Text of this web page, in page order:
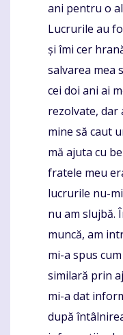
ani pentru o
Lucrurile au
și îmi cer
salvarea mea
cei doi ani ai
rezolvate, dar
mine să caut
mă ajuta cu
fratele meu
lucrurile nu-
nu am slujbă.
muncă, am
mi-a spus
similară prin
mi-a dat
după